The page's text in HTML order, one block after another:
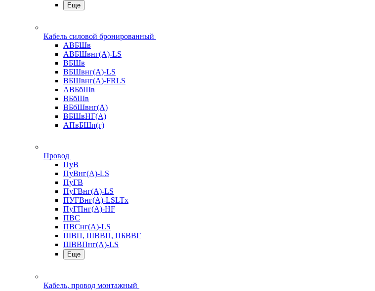
Еще
Кабель силовой бронированный
АВБШв
АВБШвнг(А)-LS
ВБШв
ВБШвнг(А)-LS
ВБШвнг(А)-FRLS
АВБбШв
ВБбШв
ВБбШвнг(А)
ВБШвНГ(А)
АПвБШп(г)
Провод
ПуВ
ПуВнг(А)-LS
ПуГВ
ПуГВнг(А)-LS
ПУГВнг(А)-LSLTx
ПуГПнг(А)-HF
ПВС
ПВСнг(А)-LS
ШВП, ШВВП, ПБВВГ
ШВВПнг(А)-LS
Еще
Кабель, провод монтажный